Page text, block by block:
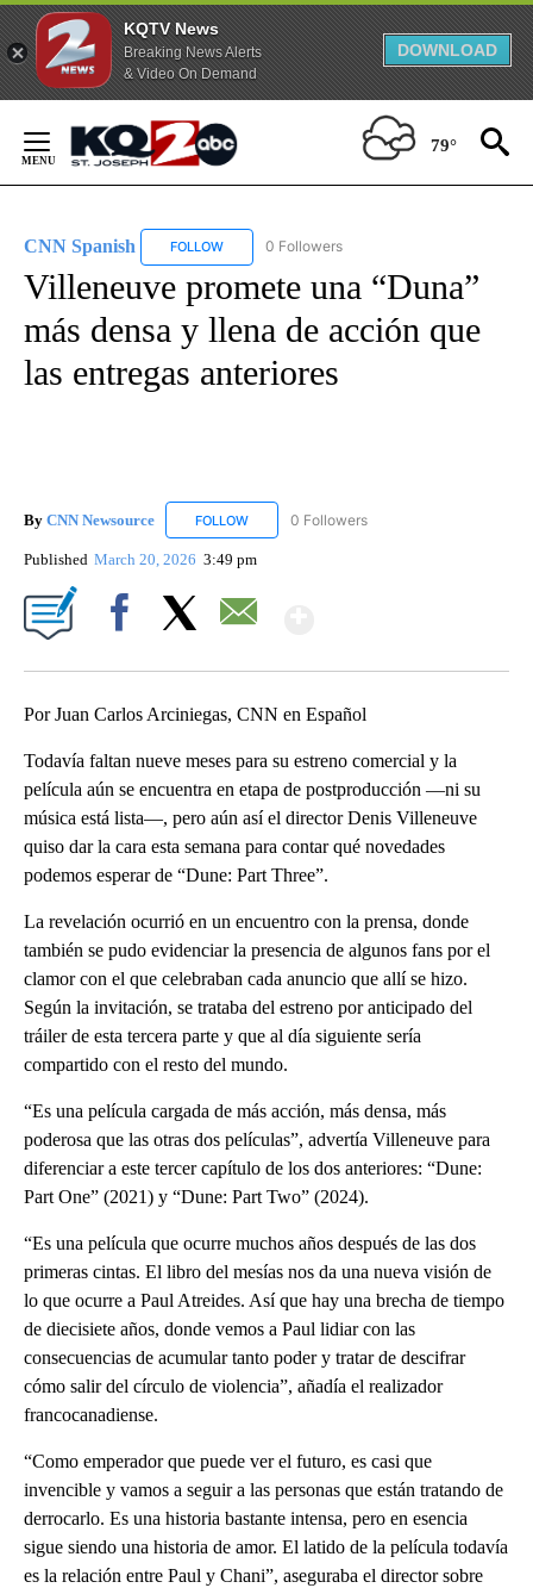
KQTV News
Breaking News Alerts
& Video On Demand
DOWNLOAD
Content
79°
CNN Spanish FOLLOW FOLLOW "CNN SPANISH" TO RECEIVE
0 Followers
Villeneuve promete una “Duna”
más densa y llena de acción que
las entregas anteriores
By CNN Newsource FOLLOW FOLLOW "CNN NEWSOURCE" TO RECEIVE
0 Followers
Published March 20, 2026 3:49 pm
Por Juan Carlos Arciniegas, CNN en Español
Todavía faltan nueve meses para su estreno comercial y la
película aún se encuentra en etapa de postproducción —ni su
música está lista—, pero aún así el director Denis Villeneuve
quiso dar la cara esta semana para contar qué novedades
podemos esperar de “Dune: Part Three”.
La revelación ocurrió en un encuentro con la prensa, donde
también se pudo evidenciar la presencia de algunos fans por el
clamor con el que celebraban cada anuncio que allí se hizo.
Según la invitación, se trataba del estreno por anticipado del
tráiler de esta tercera parte y que al día siguiente sería
compartido con el resto del mundo.
“Es una película cargada de más acción, más densa, más
poderosa que las otras dos películas”, advertía Villeneuve para
diferenciar a este tercer capítulo de los dos anteriores: “Dune:
Part One” (2021) y “Dune: Part Two” (2024).
“Es una película que ocurre muchos años después de las dos
primeras cintas. El libro del mesías nos da una nueva visión de
lo que ocurre a Paul Atreides. Así que hay una brecha de tiempo
de diecisiete años, donde vemos a Paul lidiar con las
consecuencias de acumular tanto poder y tratar de descifrar
cómo salir del círculo de violencia”, añadía el realizador
francocanadiense.
“Como emperador que puede ver el futuro, es casi que
invencible y vamos a seguir a las personas que están tratando de
derrocarlo. Es una historia bastante intensa, pero en esencia
sigue siendo una historia de amor. El latido de la película todavía
es la relación entre Paul y Chani”, aseguraba el director sobre